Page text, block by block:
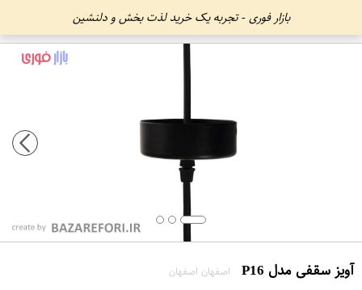
بازار فوری - تجربه یک خرید لذت بخش و دلنشین
آویز سقفی مدل P16 اصفهان اصفهان